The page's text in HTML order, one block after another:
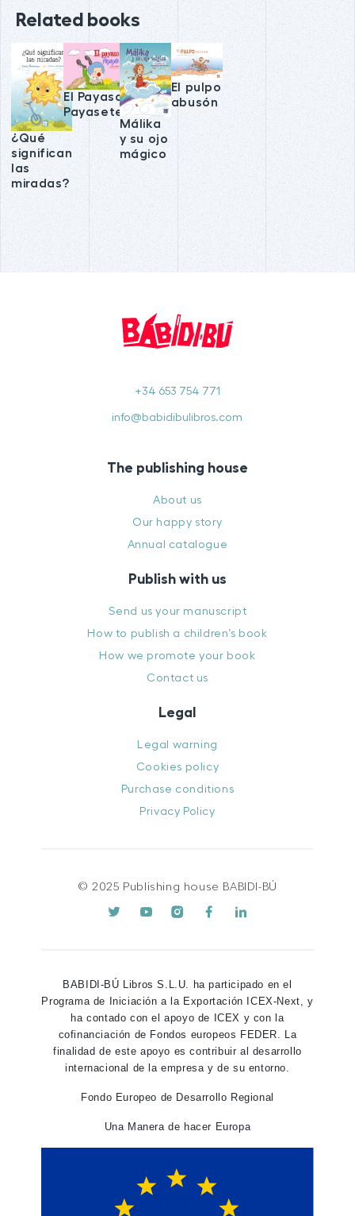
Related books
¿Qué
significan
las
miradas?
El Payaso
Payasete
Málika
y su ojo
mágico
El pulpo
abusón
+34 653 754 771
info@babidibulibros.com
The publishing house
About us
Our happy story
Annual catalogue
Publish with us
Send us your manuscript
How to publish a children’s book
How we promote your book
Contact us
Legal
Legal warning
Cookies policy
Purchase conditions
Privacy Policy
© 2025 Publishing house BABIDI-BÚ
BABIDI-BÚ Libros S.L.U. ha participado en el
Programa de Iniciación a la Exportación ICEX-Next, y
ha contado con el apoyo de ICEX y con la
cofinanciación de Fondos europeos FEDER. La
finalidad de este apoyo es contribuir al desarrollo
internacional de la empresa y de su entorno.
Fondo Europeo de Desarrollo Regional
Una Manera de hacer Europa